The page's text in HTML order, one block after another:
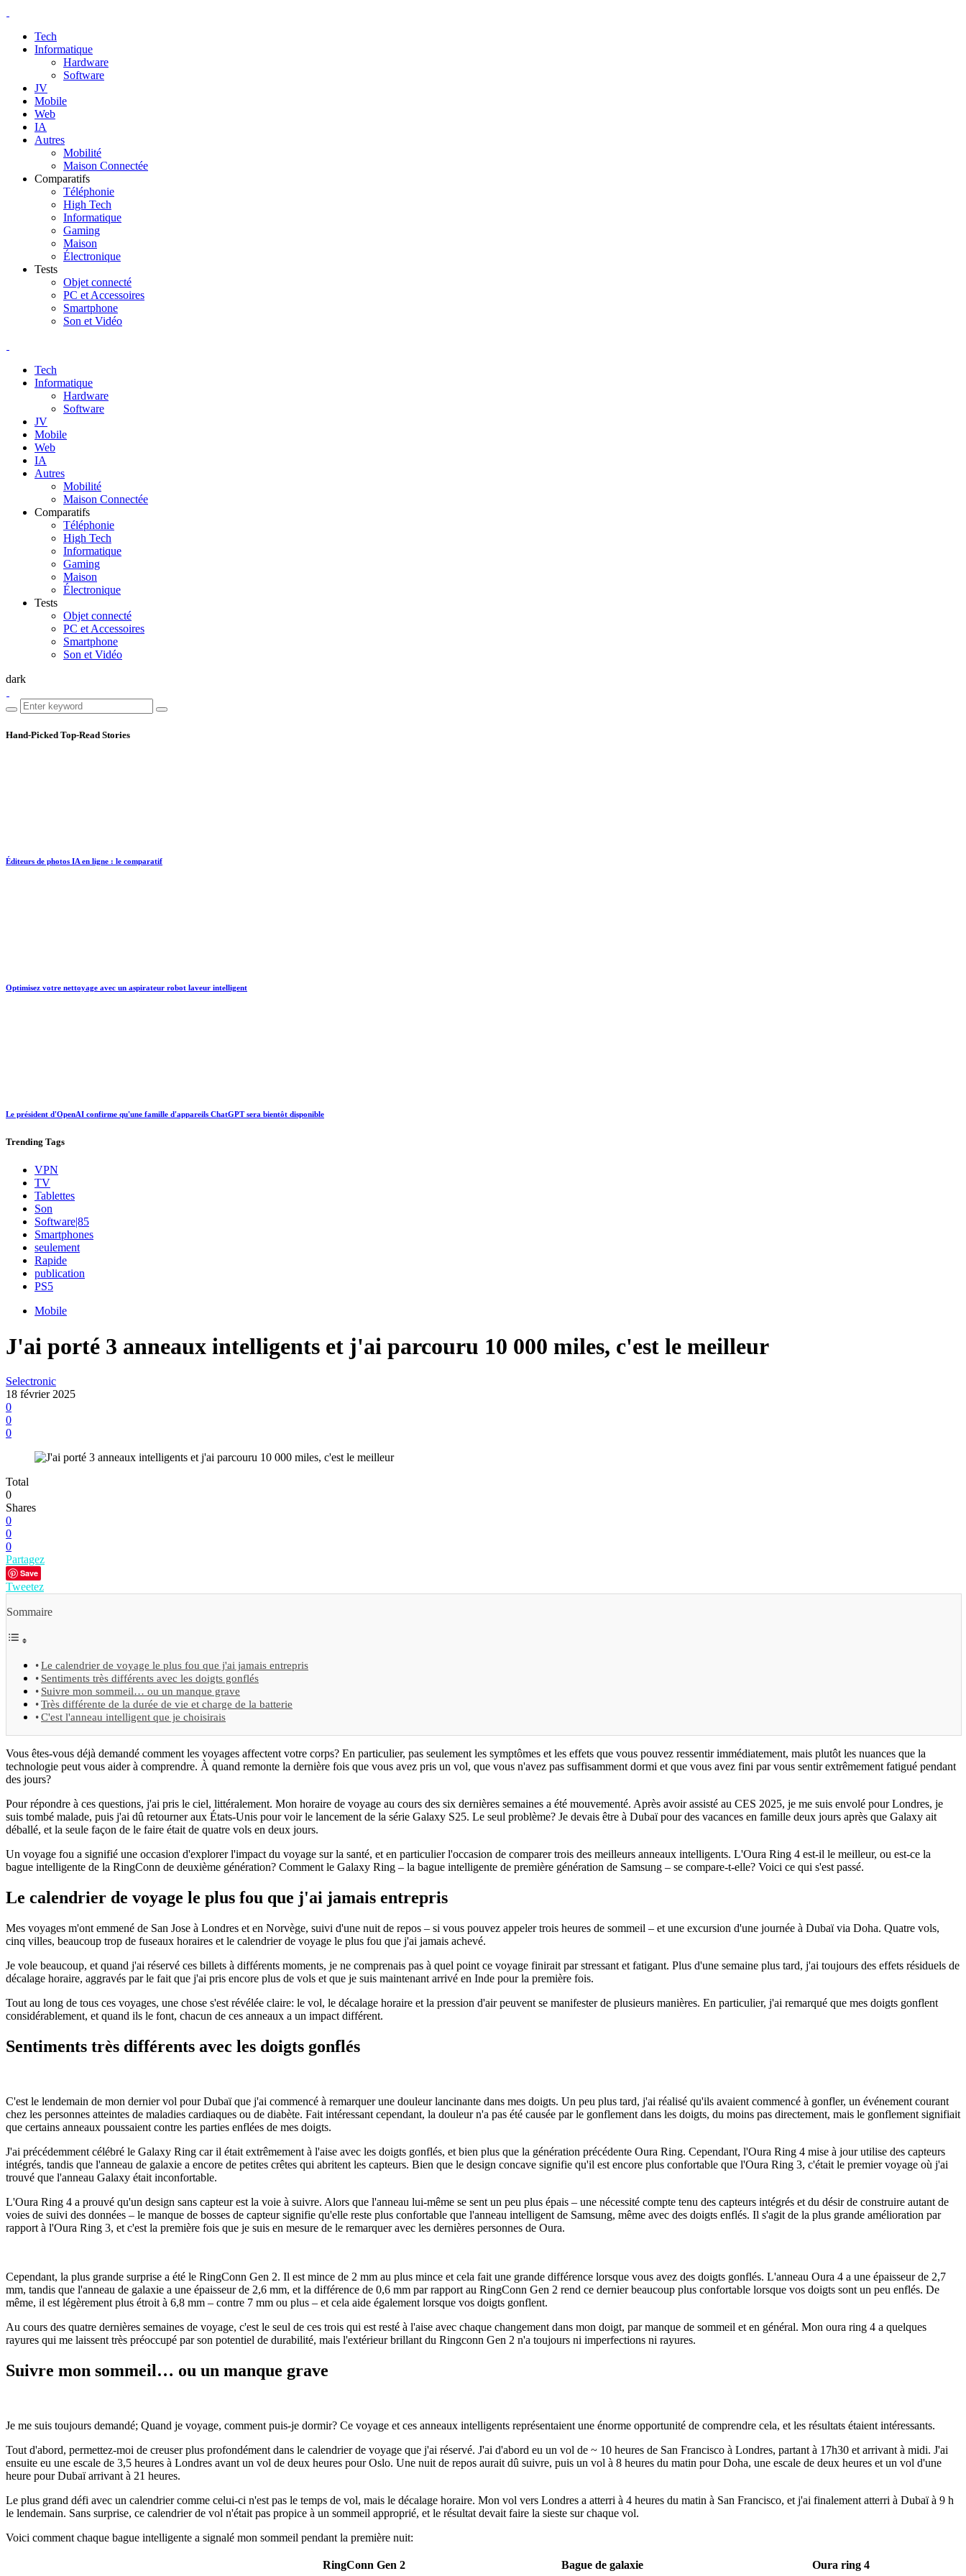
Tech
Informatique
Hardware
Software
JV
Mobile
Web
IA
Autres
Mobilité
Maison Connectée
Comparatifs
Téléphonie
High Tech
Informatique
Gaming
Maison
Électronique
Tests
Objet connecté
PC et Accessoires
Smartphone
Son et Vidéo
Tech
Informatique
Hardware
Software
JV
Mobile
Web
IA
Autres
Mobilité
Maison Connectée
Comparatifs
Téléphonie
High Tech
Informatique
Gaming
Maison
Électronique
Tests
Objet connecté
PC et Accessoires
Smartphone
Son et Vidéo
dark
Hand-Picked Top-Read Stories
Éditeurs de photos IA en ligne : le comparatif
Optimisez votre nettoyage avec un aspirateur robot laveur intelligent
Le président d'OpenAI confirme qu'une famille d'appareils ChatGPT sera bientôt disponible
Trending Tags
VPN
TV
Tablettes
Son
Software|85
Smartphones
seulement
Rapide
publication
PS5
Mobile
J'ai porté 3 anneaux intelligents et j'ai parcouru 10 000 miles, c'est le meilleur
Selectronic
18 février 2025
0
0
0
Total
0
Shares
0
0
0
Partagez
Save
Tweetez
Sommaire
Le calendrier de voyage le plus fou que j'ai jamais entrepris
Sentiments très différents avec les doigts gonflés
Suivre mon sommeil… ou un manque grave
Très différente de la durée de vie et charge de la batterie
C'est l'anneau intelligent que je choisirais
Vous êtes-vous déjà demandé comment les voyages affectent votre corps? En particulier, pas seulement les symptômes et les effets que vous pouvez ressentir immédiatement, mais plutôt les nuances que la
technologie peut vous aider à comprendre. À quand remonte la dernière fois que vous avez pris un vol, que vous n'avez pas suffisamment dormi et que vous avez fini par vous sentir extrêmement fatigué pendant
des jours?
Pour répondre à ces questions, j'ai pris le ciel, littéralement. Mon horaire de voyage au cours des six dernières semaines a été mouvementé. Après avoir assisté au CES 2025, je me suis envolé pour Londres, je
suis tombé malade, puis j'ai dû retourner aux États-Unis pour voir le lancement de la série Galaxy S25. Le seul problème? Je devais être à Dubaï pour des vacances en famille deux jours après que Galaxy ait
déballé, et la seule façon de le faire était de quatre vols en deux jours.
Un voyage fou a signifié une occasion d'explorer l'impact du voyage sur la santé, et en particulier l'occasion de comparer trois des meilleurs anneaux intelligents. L'Oura Ring 4 est-il le meilleur, ou est-ce la
bague intelligente de la RingConn de deuxième génération? Comment le Galaxy Ring – la bague intelligente de première génération de Samsung – se compare-t-elle? Voici ce qui s'est passé.
Le calendrier de voyage le plus fou que j'ai jamais entrepris
Mes voyages m'ont emmené de San Jose à Londres et en Norvège, suivi d'une nuit de repos – si vous pouvez appeler trois heures de sommeil – et une excursion d'une journée à Dubaï via Doha. Quatre vols,
cinq villes, beaucoup trop de fuseaux horaires et le calendrier de voyage le plus fou que j'ai jamais achevé.
Je vole beaucoup, et quand j'ai réservé ces billets à différents moments, je ne comprenais pas à quel point ce voyage finirait par stressant et fatigant. Plus d'une semaine plus tard, j'ai toujours des effets résiduels de
décalage horaire, aggravés par le fait que j'ai pris encore plus de vols et que je suis maintenant arrivé en Inde pour la première fois.
Tout au long de tous ces voyages, une chose s'est révélée claire: le vol, le décalage horaire et la pression d'air peuvent se manifester de plusieurs manières. En particulier, j'ai remarqué que mes doigts gonflent
considérablement, et quand ils le font, chacun de ces anneaux a un impact différent.
Sentiments très différents avec les doigts gonflés
C'est le lendemain de mon dernier vol pour Dubaï que j'ai commencé à remarquer une douleur lancinante dans mes doigts. Un peu plus tard, j'ai réalisé qu'ils avaient commencé à gonfler, un événement courant
chez les personnes atteintes de maladies cardiaques ou de diabète. Fait intéressant cependant, la douleur n'a pas été causée par le gonflement dans les doigts, du moins pas directement, mais le gonflement signifiait
que certains anneaux poussaient contre les parties enflées de mes doigts.
J'ai précédemment célébré le Galaxy Ring car il était extrêmement à l'aise avec les doigts gonflés, et bien plus que la génération précédente Oura Ring. Cependant, l'Oura Ring 4 mise à jour utilise des capteurs
intégrés, tandis que l'anneau de galaxie a encore de petites crêtes qui abritent les capteurs. Bien que le design concave signifie qu'il est encore plus confortable que l'Oura Ring 3, c'était le premier voyage où j'ai
trouvé que l'anneau Galaxy était inconfortable.
L'Oura Ring 4 a prouvé qu'un design sans capteur est la voie à suivre. Alors que l'anneau lui-même se sent un peu plus épais – une nécessité compte tenu des capteurs intégrés et du désir de construire autant de
voies de suivi des données – le manque de bosses de capteur signifie qu'elle reste plus confortable que l'anneau intelligent de Samsung, même avec des doigts enflés. Il s'agit de la plus grande amélioration par
rapport à l'Oura Ring 3, et c'est la première fois que je suis en mesure de le remarquer avec les dernières personnes de Oura.
Cependant, la plus grande surprise a été le RingConn Gen 2. Il est mince de 2 mm au plus mince et cela fait une grande différence lorsque vous avez des doigts gonflés. L'anneau Oura 4 a une épaisseur de 2,7
mm, tandis que l'anneau de galaxie a une épaisseur de 2,6 mm, et la différence de 0,6 mm par rapport au RingConn Gen 2 rend ce dernier beaucoup plus confortable lorsque vos doigts sont un peu enflés. De
même, il est légèrement plus étroit à 6,8 mm – contre 7 mm ou plus – et cela aide également lorsque vos doigts gonflent.
Au cours des quatre dernières semaines de voyage, c'est le seul de ces trois qui est resté à l'aise avec chaque changement dans mon doigt, par manque de sommeil et en général. Mon oura ring 4 a quelques
rayures qui me laissent très préoccupé par son potentiel de durabilité, mais l'extérieur brillant du Ringconn Gen 2 n'a toujours ni imperfections ni rayures.
Suivre mon sommeil… ou un manque grave
Je me suis toujours demandé; Quand je voyage, comment puis-je dormir? Ce voyage et ces anneaux intelligents représentaient une énorme opportunité de comprendre cela, et les résultats étaient intéressants.
Tout d'abord, permettez-moi de creuser plus profondément dans le calendrier de voyage que j'ai réservé. J'ai d'abord eu un vol de ~ 10 heures de San Francisco à Londres, partant à 17h30 et arrivant à midi. J'ai
ensuite eu une escale de 3,5 heures à Londres avant un vol de deux heures pour Oslo. Une nuit de repos aurait dû suivre, puis un vol à 8 heures du matin pour Doha, une escale de deux heures et un vol d'une
heure pour Dubaï arrivant à 21 heures.
Le plus grand défi avec un calendrier comme celui-ci n'est pas le temps de vol, mais le décalage horaire. Mon vol vers Londres a atterri à 4 heures du matin à San Francisco, et j'ai finalement atterri à Dubaï à 9 h
le lendemain. Sans surprise, ce calendrier de vol n'était pas propice à un sommeil approprié, et le résultat devait faire la sieste sur chaque vol.
Voici comment chaque bague intelligente a signalé mon sommeil pendant la première nuit:
RingConn Gen 2 Bague de galaxie Oura ring 4